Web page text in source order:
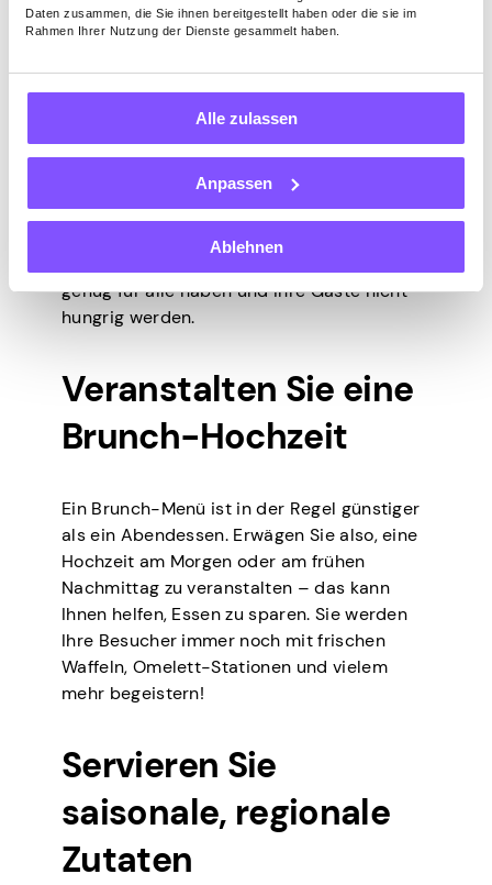
Daten zusammen, die Sie ihnen bereitgestellt haben oder die sie im
Rahmen Ihrer Nutzung der Dienste gesammelt haben.
Alle zulassen
Anpassen
Ablehnen
Genießen Sie einen
Empfang im Cocktail-
Sie können Geld sparen, indem Sie auf ein
Abendessen oder ein Buffet verzichten.
Entscheiden Sie sich stattdessen für
genug für alle haben und Ihre Gäste nicht
hungrig werden.
Veranstalten Sie eine
Brunch-Hochzeit
Ein Brunch-Menü ist in der Regel günstiger
als ein Abendessen. Erwägen Sie also, eine
Hochzeit am Morgen oder am frühen
Nachmittag zu veranstalten – das kann
Ihnen helfen, Essen zu sparen. Sie werden
Ihre Besucher immer noch mit frischen
Waffeln, Omelett-Stationen und vielem
mehr begeistern!
Servieren Sie
saisonale, regionale
Zutaten